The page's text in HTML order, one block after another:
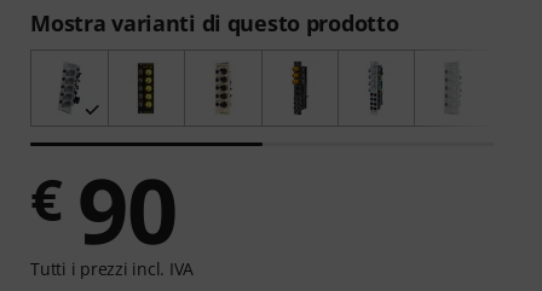
Mostra varianti di questo prodotto
€ 90
Tutti i prezzi incl. IVA